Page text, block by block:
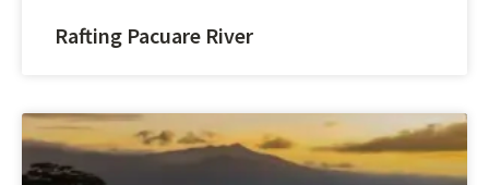
Rafting Pacuare River